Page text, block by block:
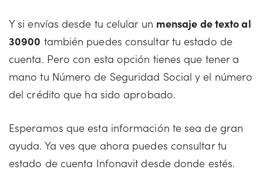
Y si envías desde tu celular un mensaje de texto al
30900 también puedes consultar tu estado de
cuenta. Pero con esta opción tienes que tener a
mano tu Número de Seguridad Social y el número
del crédito que ha sido aprobado.
Esperamos que esta información te sea de gran
ayuda. Ya ves que ahora puedes consultar tu
estado de cuenta Infonavit desde donde estés.